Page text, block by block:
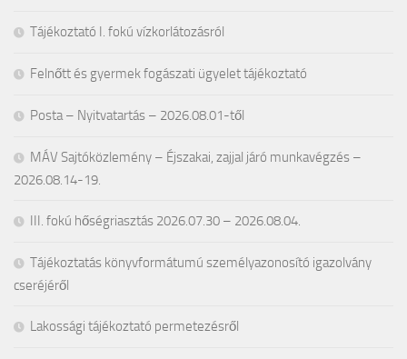
Tájékoztató I. fokú vízkorlátozásról
Felnőtt és gyermek fogászati ügyelet tájékoztató
Posta – Nyitvatartás – 2026.08.01-től
MÁV Sajtóközlemény – Éjszakai, zajjal járó munkavégzés –
2026.08.14-19.
III. fokú hőségriasztás 2026.07.30 – 2026.08.04.
Tájékoztatás könyvformátumú személyazonosító igazolvány
cseréjéről
Lakossági tájékoztató permetezésről